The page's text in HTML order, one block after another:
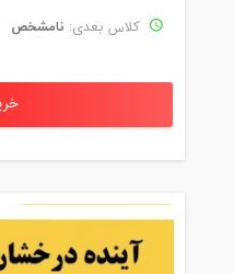
کلاس بعدی: نامشخص